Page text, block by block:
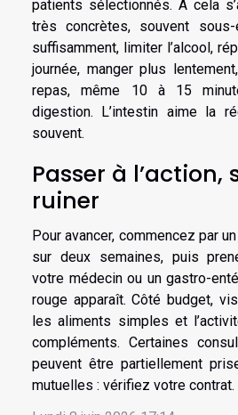
patients sélectionnés. À cela
très concrètes, souvent sous-
suffisamment, limiter l’alcool,
journée, manger plus
repas, même 10 à 15
digestion. L’intestin aime la
souvent.
Passer à l’action,
ruiner
Pour avancer, commencez par
sur deux semaines, puis
votre médecin ou un gastro-
rouge apparaît. Côté budget,
les aliments simples et
compléments. Certaines
peuvent être partiellement
mutuelles : vérifiez votre contrat.